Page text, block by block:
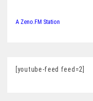
A Zeno.FM Station
[youtube-feed feed=2]